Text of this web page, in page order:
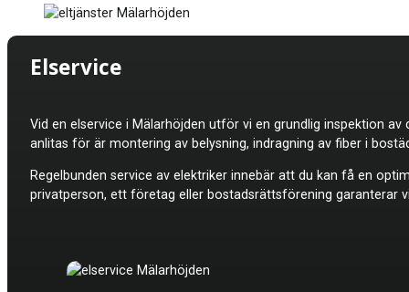
Elservice
Vid en elservice i Mälarhöjden utför vi en grundlig inspektion
anlitas för är montering av belysning, indragning av fiber i
Regelbunden service av elektriker innebär att du kan få en
privatperson, ett företag eller bostadsrättsförening garanterar